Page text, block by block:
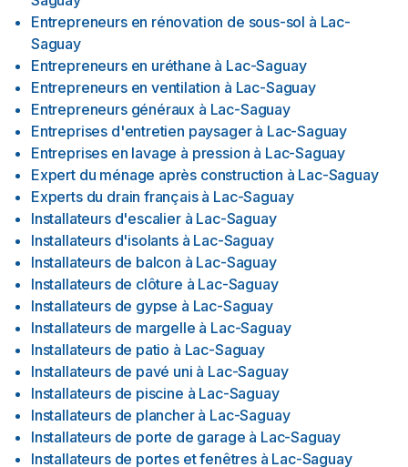
Entrepreneurs en rénovation de sous-sol à Lac-
Saguay
Entrepreneurs en uréthane à Lac-Saguay
Entrepreneurs en ventilation à Lac-Saguay
Entrepreneurs généraux à Lac-Saguay
Entreprises d'entretien paysager à Lac-Saguay
Entreprises en lavage à pression à Lac-Saguay
Expert du ménage après construction à Lac-Saguay
Experts du drain français à Lac-Saguay
Installateurs d'escalier à Lac-Saguay
Installateurs d'isolants à Lac-Saguay
Installateurs de balcon à Lac-Saguay
Installateurs de clôture à Lac-Saguay
Installateurs de gypse à Lac-Saguay
Installateurs de margelle à Lac-Saguay
Installateurs de patio à Lac-Saguay
Installateurs de pavé uni à Lac-Saguay
Installateurs de piscine à Lac-Saguay
Installateurs de plancher à Lac-Saguay
Installateurs de porte de garage à Lac-Saguay
Installateurs de portes et fenêtres à Lac-Saguay